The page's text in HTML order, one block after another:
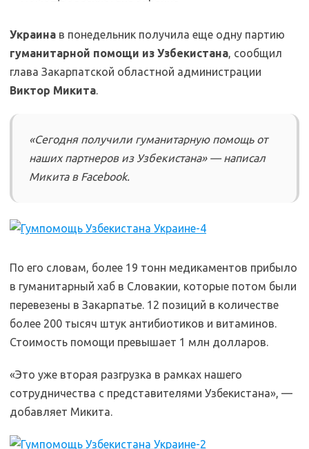
Украина в понедельник получила еще одну партию
гуманитарной помощи из Узбекистана, сообщил
глава Закарпатской областной администрации
Виктор Микита.
«Сегодня получили гуманитарную помощь от
наших партнеров из Узбекистана» — написал
Микита в Facebook.
По его словам, более 19 тонн медикаментов прибыло
в гуманитарный хаб в Словакии, которые потом были
перевезены в Закарпатье. 12 позиций в количестве
более 200 тысяч штук антибиотиков и витаминов.
Стоимость помощи превышает 1 млн долларов.
«Это уже вторая разгрузка в рамках нашего
сотрудничества с представителями Узбекистана», —
добавляет Микита.